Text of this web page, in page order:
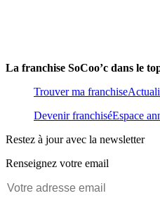
La franchise SoCoo’c dans le
Trouver ma franchise
Devenir franchiséEspace
Restez à jour avec la newsletter
Renseignez votre email